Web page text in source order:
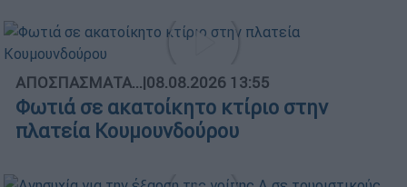
ΑΠΟΣΠΑΣΜΑΤΑ...|08.08.2026 13:55
Φωτιά σε ακατοίκητο κτίριο στην
πλατεία Κουμουνδούρου